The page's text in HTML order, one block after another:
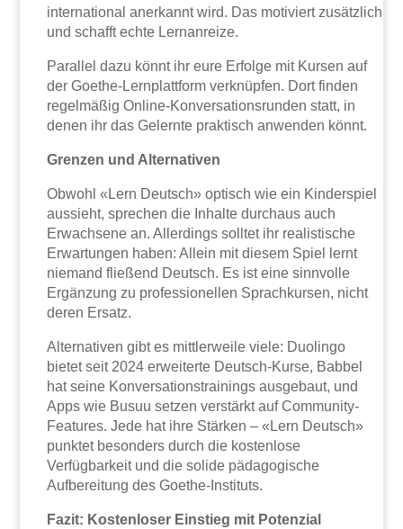
international anerkannt wird. Das motiviert zusätzlich
und schafft echte Lernanreize.
Parallel dazu könnt ihr eure Erfolge mit Kursen auf
der Goethe-Lernplattform verknüpfen. Dort finden
regelmäßig Online-Konversationsrunden statt, in
denen ihr das Gelernte praktisch anwenden könnt.
Grenzen und Alternativen
Obwohl «Lern Deutsch» optisch wie ein Kinderspiel
aussieht, sprechen die Inhalte durchaus auch
Erwachsene an. Allerdings solltet ihr realistische
Erwartungen haben: Allein mit diesem Spiel lernt
niemand fließend Deutsch. Es ist eine sinnvolle
Ergänzung zu professionellen Sprachkursen, nicht
deren Ersatz.
Alternativen gibt es mittlerweile viele: Duolingo
bietet seit 2024 erweiterte Deutsch-Kurse, Babbel
hat seine Konversationstrainings ausgebaut, und
Apps wie Busuu setzen verstärkt auf Community-
Features. Jede hat ihre Stärken – «Lern Deutsch»
punktet besonders durch die kostenlose
Verfügbarkeit und die solide pädagogische
Aufbereitung des Goethe-Instituts.
Fazit: Kostenloser Einstieg mit Potenzial